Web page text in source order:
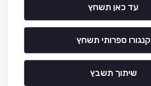
עד כאן תשחץ
קנגורו ספרותי תשחץ
שיתוך תשבץ